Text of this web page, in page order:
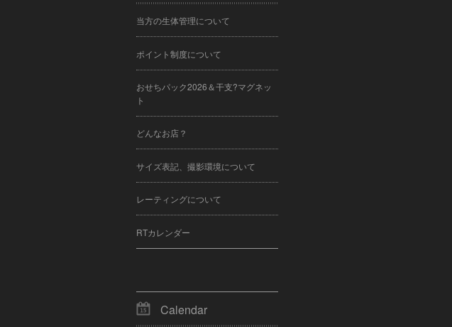
当方の生体管理について
ポイント制度について
おせちパック2026＆干支?マグネッ
ト
どんなお店？
サイズ表記、撮影環境について
レーティングについて
RTカレンダー
Calendar